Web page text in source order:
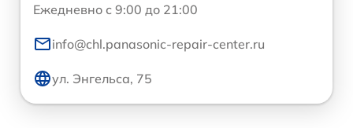
Ежедневно с 9:00 до 21:00
info@chl.panasonic-repair-center.ru
ул. Энгельса, 75